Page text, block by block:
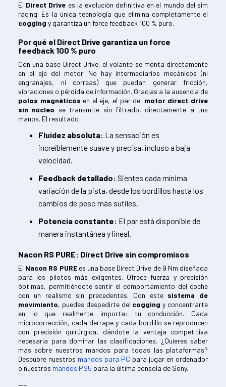
El Direct Drive es la evolución definitiva en el mundo del sim
racing. Es la única tecnología que elimina completamente el
cogging y garantiza un force feedback 100 % puro.
Por qué el Direct Drive garantiza un force
feedback 100 % puro
Con una base Direct Drive, el volante se monta directamente
en el eje del motor. No hay intermediarios mecánicos (ni
engranajes, ni correas) que puedan generar fricción,
vibraciones o pérdida de información. Gracias a la ausencia de
polos magnéticos en el eje, el par del motor direct drive
sin núcleo se transmite sin filtrado, directamente a tus
manos. El resultado:
Fluidez absoluta: La sensación es
increíblemente suave y precisa, incluso a baja
velocidad.
Feedback detallado: Sientes cada mínima
variación de la pista, desde los bordillos hasta los
cambios de peso más sutiles.
Potencia constante: El par está disponible de
manera instantánea y lineal.
Nacon RS PURE: Direct Drive sin compromisos
El Nacon RS PUREes una base Direct Drive de 9 Nm diseñada
para los pilotos más exigentes. Ofrece fuerza y precisión
óptimas, permitiéndote sentir el comportamiento del coche
con un realismo sin precedentes. Con este sistema de
movimiento, puedes despedirte del cogging y concentrarte
en lo que realmente importa: tu conducción. Cada
microcorrección, cada derrape y cada bordillo se reproducen
con precisión quirúrgica, dándote la ventaja competitiva
necesaria para dominar las clasificaciones. ¿Quieres saber
más sobre nuestros mandos para todas las plataformas?
Descubre nuestros mandos para PC para jugar en ordenador
o nuestros mandos PS5 para la última consola de Sony.
---